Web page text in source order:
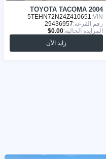
TOYOTA TACOMA 2004
VIN:
5TEHN72N24Z410651
رقم القرعة:29436957
المزايدة الحالية:
زايد الآن